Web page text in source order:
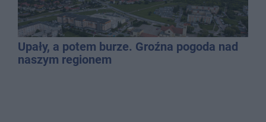
Upały, a potem burze. Groźna pogoda nad
naszym regionem